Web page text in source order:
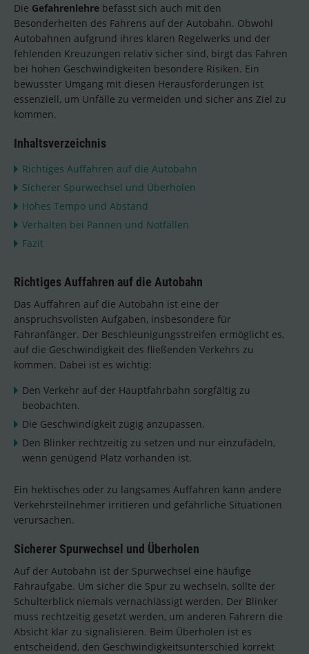
Die Gefahrenlehre befasst sich auch mit den
Besonderheiten des Fahrens auf der Autobahn. Obwohl
Autobahnen aufgrund ihres klaren Regelwerks und der
fehlenden Kreuzungen relativ sicher sind, birgt das Fahren
bei hohen Geschwindigkeiten besondere Risiken. Ein
bewusster Umgang mit diesen Herausforderungen ist
essenziell, um Unfälle zu vermeiden und sicher ans Ziel zu
kommen.
Inhaltsverzeichnis
Richtiges Auffahren auf die Autobahn
Sicherer Spurwechsel und Überholen
Hohes Tempo und Abstand
Verhalten bei Pannen und Notfällen
Fazit
Richtiges Auffahren auf die Autobahn
Das Auffahren auf die Autobahn ist eine der
anspruchsvollsten Aufgaben, insbesondere für
Fahranfänger. Der Beschleunigungsstreifen ermöglicht es,
auf die Geschwindigkeit des fließenden Verkehrs zu
kommen. Dabei ist es wichtig:
Den Verkehr auf der Hauptfahrbahn sorgfältig zu
beobachten.
Die Geschwindigkeit zügig anzupassen.
Den Blinker rechtzeitig zu setzen und nur einzufädeln,
wenn genügend Platz vorhanden ist.
Ein hektisches oder zu langsames Auffahren kann andere
Verkehrsteilnehmer irritieren und gefährliche Situationen
verursachen.
Sicherer Spurwechsel und Überholen
Auf der Autobahn ist der Spurwechsel eine häufige
Fahraufgabe. Um sicher die Spur zu wechseln, sollte der
Schulterblick niemals vernachlässigt werden. Der Blinker
muss rechtzeitig gesetzt werden, um anderen Fahrern die
Absicht klar zu signalisieren. Beim Überholen ist es
entscheidend, den Geschwindigkeitsunterschied korrekt